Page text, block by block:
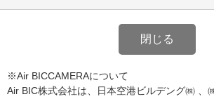
閉じる
※Air BICCAMERAについて
Air BIC株式会社は、日本空港ビルデング㈱ 、